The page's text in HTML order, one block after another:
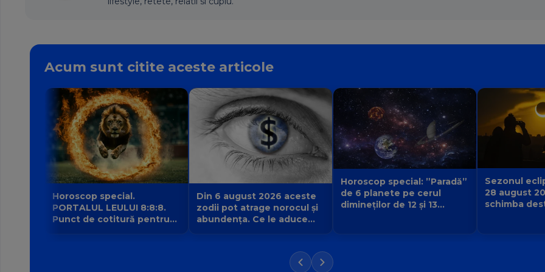
Acum sunt citite aceste articole
Horoscop special.
PORTALUL LEULUI 8:8:8.
Punct de cotitură pentru
Din 6 august 2026 aceste
zodii pot atrage norocul și
abundența. Ce le aduce
Horoscop special: ”Paradă”
de 6 planete pe cerul
dimineților de 12 și 13
Sezonul
28 august
schimba